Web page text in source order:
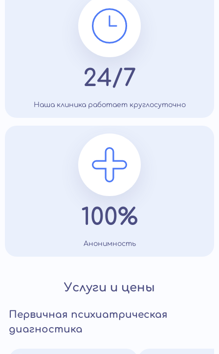
24/7
Наша клиника работает круглосуточно
100%
Анонимность
Услуги и цены
Первичная психиатрическая
диагностика